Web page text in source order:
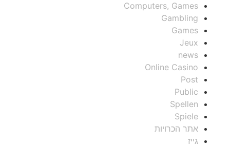
Computers, Games
Gambling
Games
Jeux
news
Online Casino
Post
Public
Spellen
Spiele
אתר הכרויות
גייז